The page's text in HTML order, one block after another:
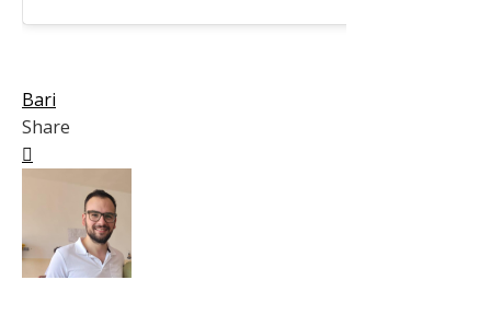
Bari
Share
Facebook
Twitter
LinkedIn
Pinterest